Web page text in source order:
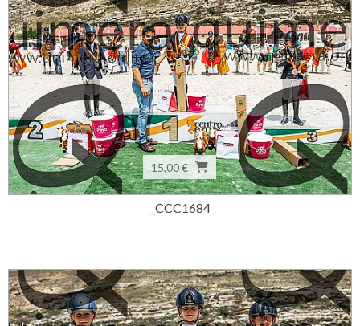
15,00 €
_CCC1684